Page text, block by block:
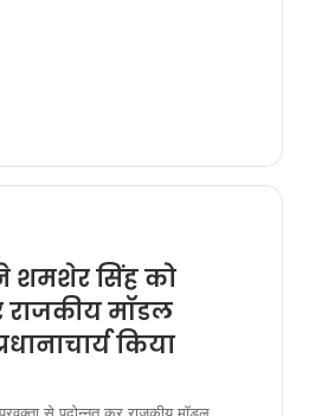
ने शमशेर सिंह को
राजकीय मॉडल
किया